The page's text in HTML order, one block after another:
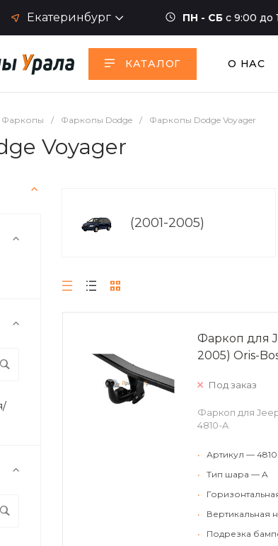
Екатеринбург ПН - СБ с 9:00 до
КАТАЛОГ О НАС
Фаркопы / Фаркопы Dodge / Фаркопы Dodge Voyager
Voyager
(2001-2005)
Фаркоп для
2005) Oris-
Под заказ
Фаркоп для
4810-A
•
Артикул —
•
Тип шара — A
•
•
Вертикальная
•
Подрезка